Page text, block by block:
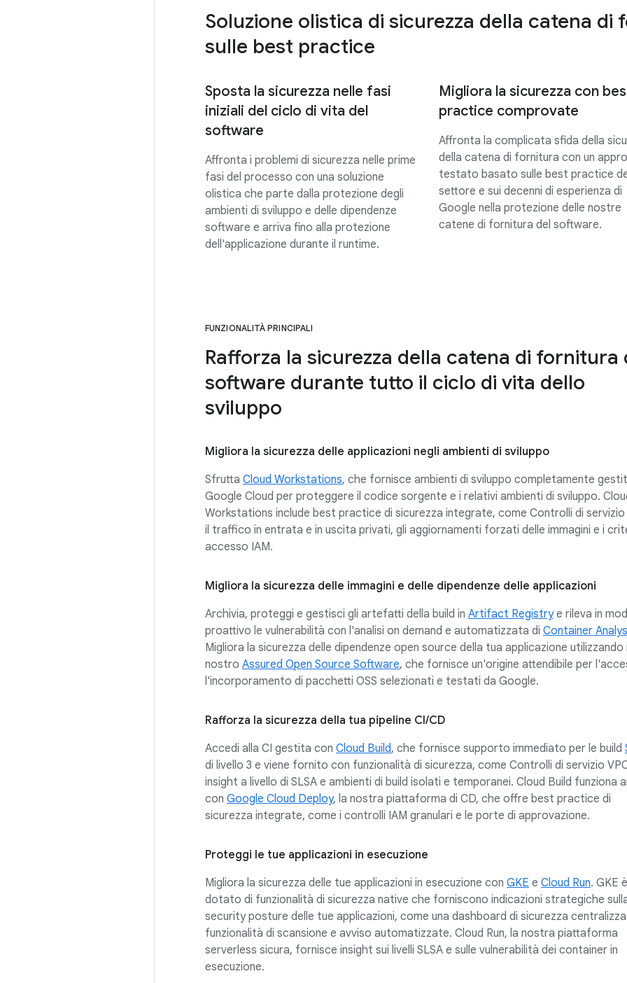
Soluzione olistica di sicurezza della catena
sulle best practice
Sposta la sicurezza nelle fasi
iniziali del ciclo di vita del
software
Affronta i problemi di sicurezza nelle prime
fasi del processo con una soluzione
olistica che parte dalla protezione degli
ambienti di sviluppo e delle dipendenze
software e arriva fino alla protezione
dell'applicazione durante il runtime.
Migliora la sicurezza con
practice comprovate
Affronta la complicata sfida della
della catena di fornitura con un
testato basato sulle best practice
settore e sui decenni di esperienza di
Google nella protezione delle nostre
catene di fornitura del software.
FUNZIONALITÀ PRINCIPALI
Rafforza la sicurezza della catena di fornitura
software durante tutto il ciclo di vita dello
sviluppo
Migliora la sicurezza delle applicazioni negli ambienti di sviluppo
Sfrutta Cloud Workstations, che fornisce ambienti di sviluppo completamente
Google Cloud per proteggere il codice sorgente e i relativi ambienti di sviluppo.
Workstations include best practice di sicurezza integrate, come Controlli di servizio
il traffico in entrata e in uscita privati, gli aggiornamenti forzati delle immagini e i
accesso IAM.
Migliora la sicurezza delle immagini e delle dipendenze delle applicazioni
Archivia, proteggi e gestisci gli artefatti della build in Artifact Registrye rileva in
proattivo le vulnerabilità con l'analisi on demand e automatizzata di Container
Migliora la sicurezza delle dipendenze open source della tua applicazione utilizzando il
nostro Assured Open Source Software, che fornisce un'origine attendibile per
l'incorporamento di pacchetti OSS selezionati e testati da Google.
Rafforza la sicurezza della tua pipeline CI/CD
Accedi alla CI gestita con Cloud Build, che fornisce supporto immediato per le build
di livello 3 e viene fornito con funzionalità di sicurezza, come Controlli di servizio
insight a livello di SLSA e ambienti di build isolati e temporanei. Cloud Build funziona
con Google Cloud Deploy, la nostra piattaforma di CD, che offre best practice di
sicurezza integrate, come i controlli IAM granulari e le porte di approvazione.
Proteggi le tue applicazioni in esecuzione
Migliora la sicurezza delle tue applicazioni in esecuzione con GKE e Cloud Run. GKE è
dotato di funzionalità di sicurezza native che forniscono indicazioni strategiche
security posture delle tue applicazioni, come una dashboard di sicurezza
funzionalità di scansione e avviso automatizzate. Cloud Run, la nostra piattaforma
serverless sicura, fornisce insight sui livelli SLSA e sulle vulnerabilità dei container in
esecuzione.